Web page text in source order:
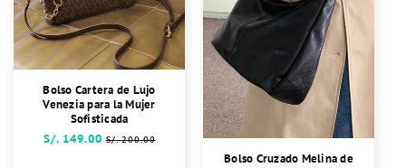
Bolso Cartera de Lujo
Venezia para la Mujer
Sofisticada
Precio
S/. 149.00 Precio
S/. 200.00
Bolso Cruzado Melina de